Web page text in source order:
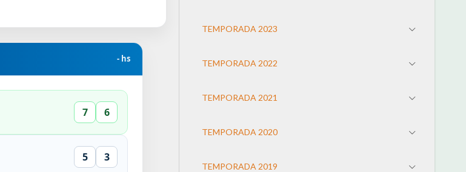
- hs
7 6
5 3
TEMPORADA 2023
TEMPORADA 2022
TEMPORADA 2021
TEMPORADA 2020
TEMPORADA 2019